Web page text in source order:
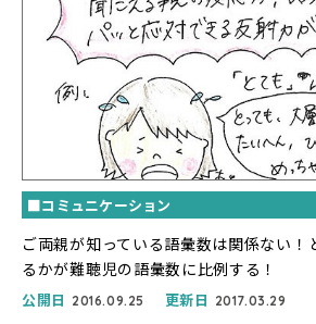
■コミュニケーション
ご両親が知っている語彙数は関係ない！
るかが難聴児の語彙数に比例する！
公開日 2016.09.25 更新日 2017.03.29